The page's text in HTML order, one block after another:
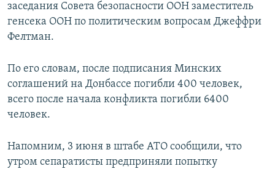
заседания Совета безопасности ООН заместитель
генсека ООН по политическим вопросам Джеффри
Фелтман.
По его словам, после подписания Минских
соглашений на Донбассе погибли 400 человек,
всего после начала конфликта погибли 6400
человек.
Напомним, 3 июня в штабе АТО сообщили, что
утром сепаратисты предприняли попытку